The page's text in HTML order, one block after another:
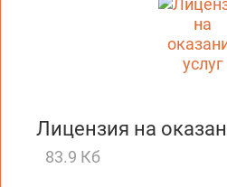
Лицензия на
83.9 Кб